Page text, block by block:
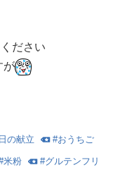
ださい
が
の献立 #おうちご
米粉 #グルテンフリ